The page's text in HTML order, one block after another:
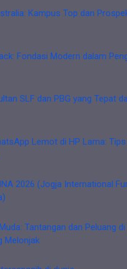
Kampus Top dan
Fondasi Modern dalam
SLF dan PBG yang Tepat
Lemot di HP Lama:
2026 (Jogja International
Tantangan dan Peluang di
Melonjak